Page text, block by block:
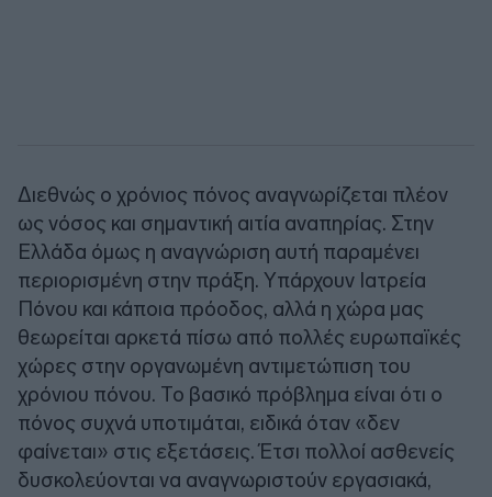
Διεθνώς ο χρόνιος πόνος αναγνωρίζεται πλέον
ως νόσος και σημαντική αιτία αναπηρίας. Στην
Ελλάδα όμως η αναγνώριση αυτή παραμένει
περιορισμένη στην πράξη. Υπάρχουν Ιατρεία
Πόνου και κάποια πρόοδος, αλλά η χώρα μας
θεωρείται αρκετά πίσω από πολλές ευρωπαϊκές
χώρες στην οργανωμένη αντιμετώπιση του
χρόνιου πόνου. Το βασικό πρόβλημα είναι ότι ο
πόνος συχνά υποτιμάται, ειδικά όταν «δεν
φαίνεται» στις εξετάσεις. Έτσι πολλοί ασθενείς
δυσκολεύονται να αναγνωριστούν εργασιακά,